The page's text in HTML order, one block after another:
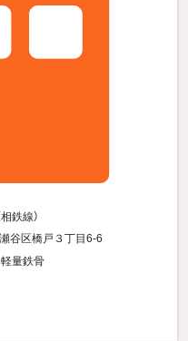
鉄線）
谷区橋戸３丁目6-6
量鉄骨